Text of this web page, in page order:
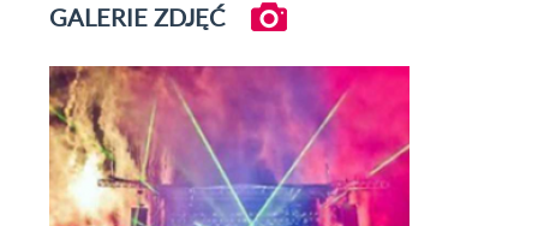
GALERIE ZDJĘĆ